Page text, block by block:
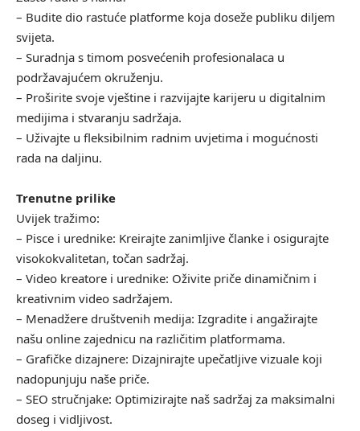
– Budite dio rastuće platforme koja doseže publiku diljem
svijeta.
– Suradnja s timom posvećenih profesionalaca u
podržavajućem okruženju.
– Proširite svoje vještine i razvijajte karijeru u digitalnim
medijima i stvaranju sadržaja.
– Uživajte u fleksibilnim radnim uvjetima i mogućnosti
rada na daljinu.
Trenutne prilike
Uvijek tražimo:
– Pisce i urednike: Kreirajte zanimljive članke i osigurajte
visokokvalitetan, točan sadržaj.
– Video kreatore i urednike: Oživite priče dinamičnim i
kreativnim video sadržajem.
– Menadžere društvenih medija: Izgradite i angažirajte
našu online zajednicu na različitim platformama.
– Grafičke dizajnere: Dizajnirajte upečatljive vizuale koji
nadopunjuju naše priče.
– SEO stručnjake: Optimizirajte naš sadržaj za maksimalni
doseg i vidljivost.